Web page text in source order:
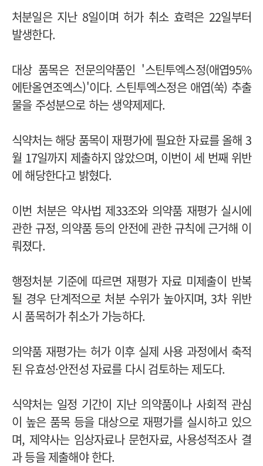
처분일은 지난 8일이며 허가 취소 효력은 22일부터
발생한다.
대상 품목은 전문의약품인 '스틴투엑스정(애엽95%
에탄올연조엑스)'이다. 스틴투엑스정은 애엽(쑥) 추출
물을 주성분으로 하는 생약제제다.
식약처는 해당 품목이 재평가에 필요한 자료를 올해 3
월 17일까지 제출하지 않았으며, 이번이 세 번째 위반
에 해당한다고 밝혔다.
이번 처분은 약사법 제33조와 의약품 재평가 실시에
관한 규정, 의약품 등의 안전에 관한 규칙에 근거해 이
뤄졌다.
행정처분 기준에 따르면 재평가 자료 미제출이 반복
될 경우 단계적으로 처분 수위가 높아지며, 3차 위반
시 품목허가 취소가 가능하다.
의약품 재평가는 허가 이후 실제 사용 과정에서 축적
된 유효성·안전성 자료를 다시 검토하는 제도다.
식약처는 일정 기간이 지난 의약품이나 사회적 관심
이 높은 품목 등을 대상으로 재평가를 실시하고 있으
며, 제약사는 임상자료나 문헌자료, 사용성적조사 결
과 등을 제출해야 한다.